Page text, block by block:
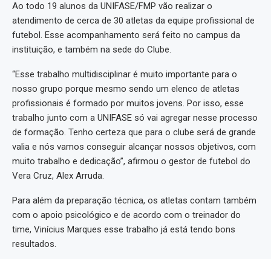
Ao todo 19 alunos da UNIFASE/FMP vão realizar o
atendimento de cerca de 30 atletas da equipe profissional de
futebol. Esse acompanhamento será feito no campus da
instituição, e também na sede do Clube.
“Esse trabalho multidisciplinar é muito importante para o
nosso grupo porque mesmo sendo um elenco de atletas
profissionais é formado por muitos jovens. Por isso, esse
trabalho junto com a UNIFASE só vai agregar nesse processo
de formação. Tenho certeza que para o clube será de grande
valia e nós vamos conseguir alcançar nossos objetivos, com
muito trabalho e dedicação”, afirmou o gestor de futebol do
Vera Cruz, Alex Arruda.
Para além da preparação técnica, os atletas contam também
com o apoio psicológico e de acordo com o treinador do
time, Vinícius Marques esse trabalho já está tendo bons
resultados.